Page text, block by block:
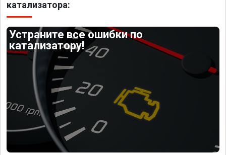
катализатора:
Устраните все ошибки по
катализатору!